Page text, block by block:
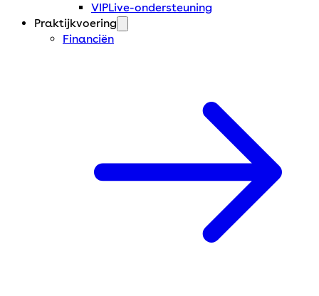
VIPLive-ondersteuning
Praktijkvoering
Financiën